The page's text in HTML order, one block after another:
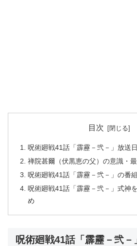
目次
呪術廻戦41話「霹靂－弐－」放送
禅院甚爾（伏黒恵の父）の意識・
呪術廻戦41話「霹靂－弐－」の番
呪術廻戦41話「霹靂－弐－」式神
め
呪術廻戦41話「霹靂－弐－